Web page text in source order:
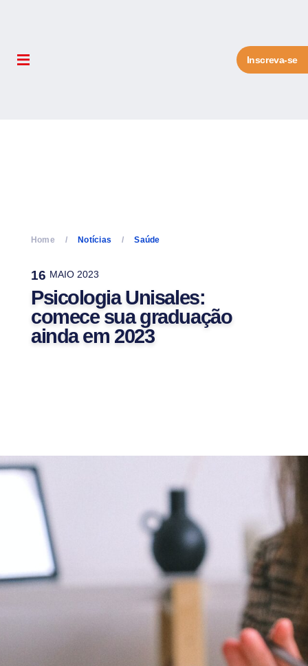
Inscreva-se
Home Notícias Saúde
16 MAIO 2023
Psicologia Unisales:
comece sua graduação
ainda em 2023